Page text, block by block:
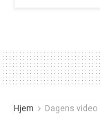
Hjem Dagens video